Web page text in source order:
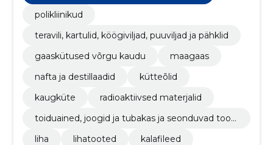
polikliinikud
teravili, kartulid, köögiviljad, puuviljad ja pähklid
gaaskütused võrgu kaudu
maagaas
nafta ja destillaadid
kütteõlid
kaugküte
radioaktiivsed materjalid
toiduained, joogid ja tubakas ja seonduvad toot
liha
lihatooted
kalafileed